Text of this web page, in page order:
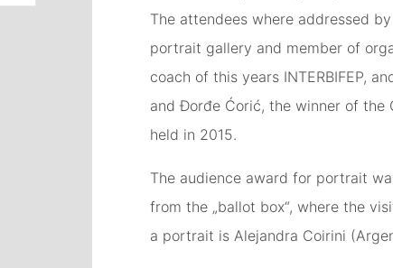
The attendees where addressed
portrait gallery and member of
coach of this years INTERBIFEP,
and Đorđe Ćorić, the winner of the
held in 2015.
The audience award for portrait
from the „ballot box“, where the
a portrait is Alejandra Coirini